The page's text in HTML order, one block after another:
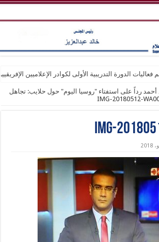
فعاليات الدورة التدريبية الأولى لكوادر الإعلاميين
رداً على استفتاء "روسيا اليوم" حول حلايب: تجاهل
IMG-20180512-
IMG-